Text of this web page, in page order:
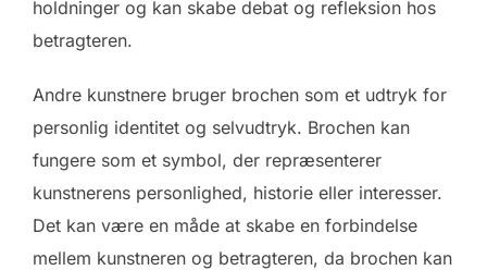
holdninger og kan skabe debat og refleksion hos
betragteren.
Andre kunstnere bruger brochen som et udtryk for
personlig identitet og selvudtryk. Brochen kan
fungere som et symbol, der repræsenterer
kunstnerens personlighed, historie eller interesser.
Det kan være en måde at skabe en forbindelse
mellem kunstneren og betragteren, da brochen kan